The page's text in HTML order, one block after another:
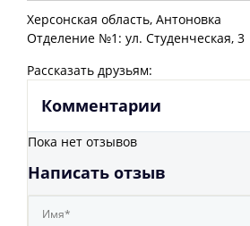
Херсонская область, Антоновка
Отделение №1: ул. Студенческая, 3
Рассказать друзьям:
Комментарии
Пока нет отзывов
Написать отзыв